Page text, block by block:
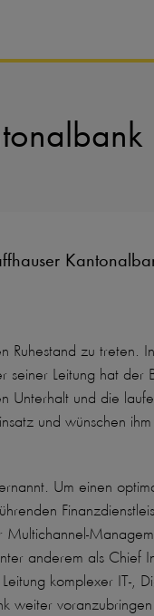
zu treten.
seiner Leitung hat
Unterhalt und die
und wünschen
Um einen
Multichannel-
anderem als Chief
komplexer IT-,
weiter voranzubringen.